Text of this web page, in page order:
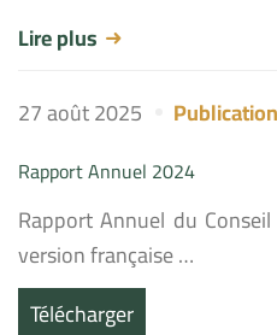
Lire plus
27 août 2025
Rapport Annuel 2024
Rapport Annuel du
version française …
Télécharger